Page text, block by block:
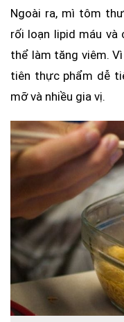
Ngoài ra, mì tôm
rối loạn lipid máu và
thể làm tăng viêm.
tiên thực phẩm dễ
mỡ và nhiều gia vị.